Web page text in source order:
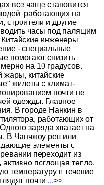
все чаще становится
работающих на
строители и другие
часы под палящим
инженеры
- специальные
помогают снизить
на 10 градусов.
жары, китайские
жилеты с климат-
почти не
одежды. Главное
В городе Нанкин в
работающих от
заряда хватает на
В Чанчжоу решили
элементы с
переходит из
активно поглощая тепло.
температуру в течение
почти ...>>